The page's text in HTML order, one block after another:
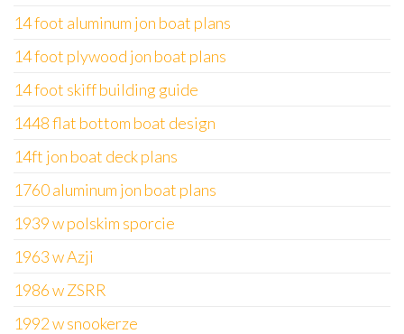
14 foot aluminum jon boat plans
14 foot plywood jon boat plans
14 foot skiff building guide
1448 flat bottom boat design
14ft jon boat deck plans
1760 aluminum jon boat plans
1939 w polskim sporcie
1963 w Azji
1986 w ZSRR
1992 w snookerze